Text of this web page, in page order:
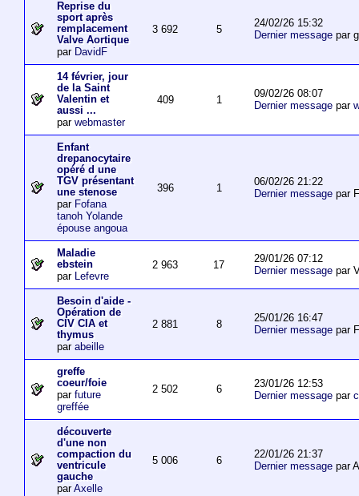
Reprise du
sport après
remplacement
Valve Aortique
par DavidF
3 692 5
24/02/26 15:32
Dernier messagepar
14 février, jour
de la Saint
Valentin et
aussi ...
par webmaster
409 1
09/02/26 08:07
Dernier messagepar
Enfant
drepanocytaire
opéré d une
TGV présentant
une stenose
par Fofana
tanoh Yolande
épouse angoua
396 1
06/02/26 21:22
Dernier messagepar
Maladie
ebstein
par Lefevre
2 963 17
29/01/26 07:12
Dernier messagepar
Besoin d'aide -
Opération de
CIV CIA et
thymus
par abeille
2 881 8
25/01/26 16:47
Dernier messagepar
greffe
coeur/foie
par future
greffée
2 502 6
23/01/26 12:53
Dernier messagepar
découverte
d'une non
compaction du
ventricule
gauche
parAxelle
5 006 6
22/01/26 21:37
Dernier messagepar